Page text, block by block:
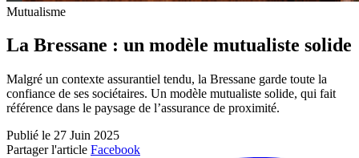
Mutualisme
La Bressane : un modèle mutualiste solide
Malgré un contexte assurantiel tendu, la Bressane garde toute la
confiance de ses sociétaires. Un modèle mutualiste solide, qui fait
référence dans le paysage de l’assurance de proximité.
Publié le 27 Juin 2025
Partager l'article Facebook